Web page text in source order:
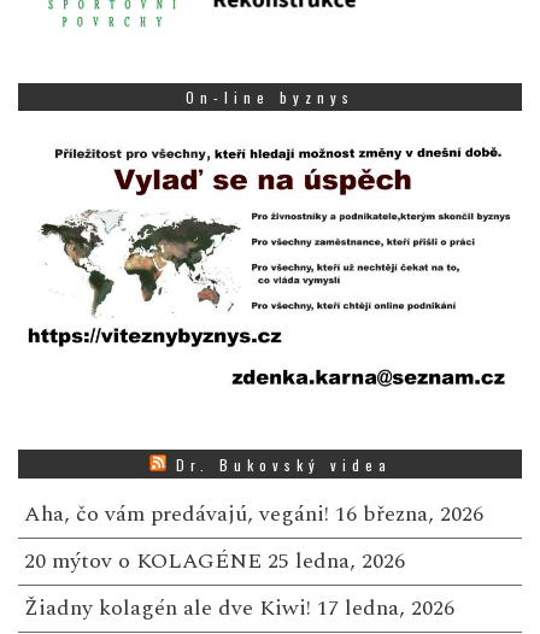
On-line byznys
Dr. Bukovský videa
Aha, čo vám predávajú, vegáni! 16 března, 2026
20 mýtov o KOLAGÉNE 25 ledna, 2026
Žiadny kolagén ale dve Kiwi! 17 ledna, 2026